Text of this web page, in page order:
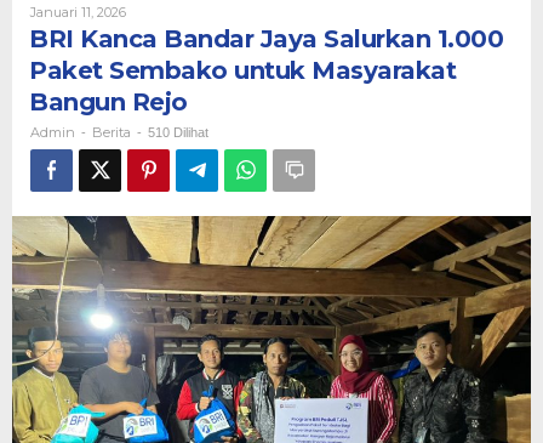
Salurkan
1.000
Paket
untuk
Masyarakat
Bangun
Rejo
Januari 11, 2026Oleh
BRI Kanca Bandar Jaya Salurkan 1.000
Paket Sembako untuk Masyarakat
Bangun Rejo
Admin - Berita - 510 Dilihat